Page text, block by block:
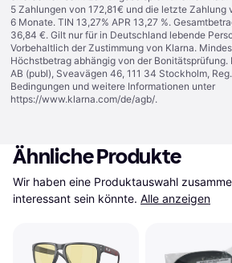
5 Zahlungen von 172,81€ und die letzte Zahlung
6 Monate. TIN 13,27% APR 13,27 %.
36,84 €. Gilt nur für in Deutschland lebende
Vorbehaltlich der Zustimmung von Klarna.
Höchstbetrag abhängig von der Bonitätsprüfung.
AB (publ), Sveavägen 46, 111 34 Stockholm,
Bedingungen und weitere Informationen unter
https://www.klarna.com/de/agb/.
Ähnliche Produkte
Wir haben eine Produktauswahl
interessant sein könnte. Alle anzeigen